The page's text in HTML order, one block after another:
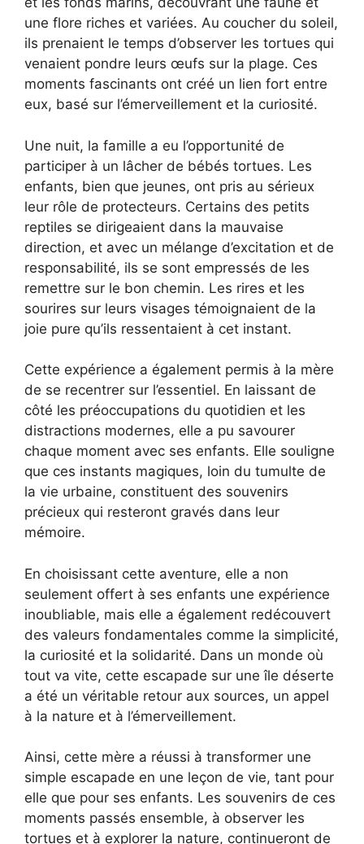
une flore riches et variées. Au coucher du soleil,
ils prenaient le temps d’observer les tortues qui
venaient pondre leurs œufs sur la plage. Ces
moments fascinants ont créé un lien fort entre
eux, basé sur l’émerveillement et la curiosité.
Une nuit, la famille a eu l’opportunité de
participer à un lâcher de bébés tortues. Les
enfants, bien que jeunes, ont pris au sérieux
leur rôle de protecteurs. Certains des petits
reptiles se dirigeaient dans la mauvaise
direction, et avec un mélange d’excitation et de
responsabilité, ils se sont empressés de les
remettre sur le bon chemin. Les rires et les
sourires sur leurs visages témoignaient de la
joie pure qu’ils ressentaient à cet instant.
Cette expérience a également permis à la mère
de se recentrer sur l’essentiel. En laissant de
côté les préoccupations du quotidien et les
distractions modernes, elle a pu savourer
chaque moment avec ses enfants. Elle souligne
que ces instants magiques, loin du tumulte de
la vie urbaine, constituent des souvenirs
précieux qui resteront gravés dans leur
mémoire.
En choisissant cette aventure, elle a non
seulement offert à ses enfants une expérience
inoubliable, mais elle a également redécouvert
des valeurs fondamentales comme la simplicité,
la curiosité et la solidarité. Dans un monde où
tout va vite, cette escapade sur une île déserte
a été un véritable retour aux sources, un appel
à la nature et à l’émerveillement.
Ainsi, cette mère a réussi à transformer une
simple escapade en une leçon de vie, tant pour
elle que pour ses enfants. Les souvenirs de ces
moments passés ensemble, à observer les
tortues et à explorer la nature, continueront de